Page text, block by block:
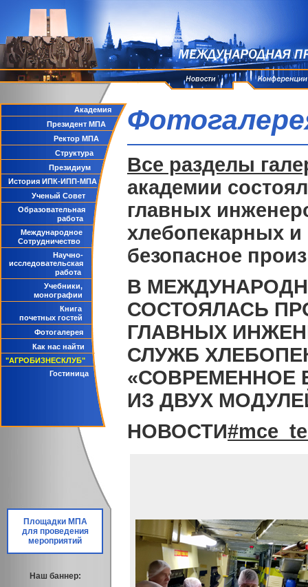
Академия
Президент МПА
Ректор МПА
Структура
Президиум
История ИПК-ИПП-МПА
Ученый Совет
Образовательная
работа
Международное
Сотрудничество
Научно-
исследовательская
работа
Учебники,
монографии
Книга
почетных гостей
Фотогалерея
Как нас найти
"АГРОБИЗНЕСКЛУБ"
Гостиница
Площадки МПА
для проведения
мероприятий
Наш баннер:
Все разделы
академии
главных
хлебопекарных и
безопасное
В
СОСТОЯЛАСЬ
ГЛАВНЫХ
СЛУЖБ
«СОВРЕМЕННОЕ
ИЗ ДВУХ
НОВОСТИ